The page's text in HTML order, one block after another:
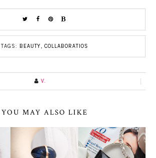
TAGS: BEAUTY, COLLABORATIOS
V.
YOU MAY ALSO LIKE